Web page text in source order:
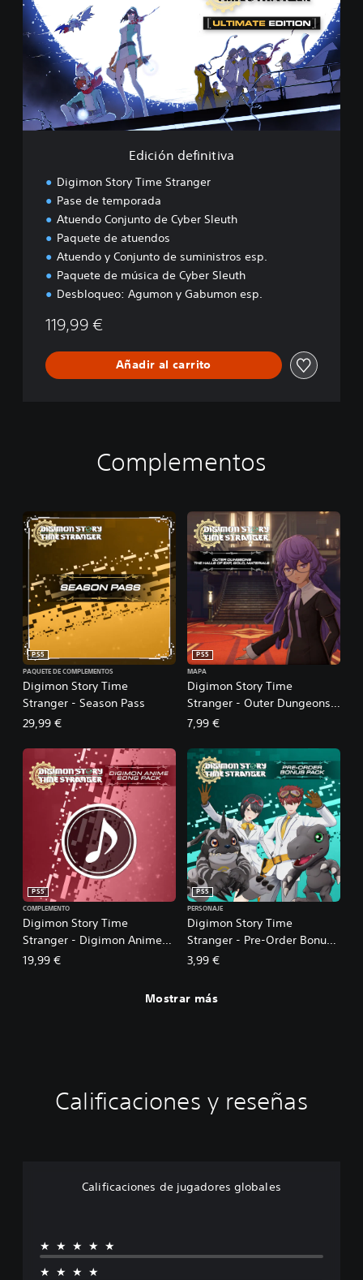
c
ó
f
n
Edición definitiva
Digimon Story Time Stranger
Pase de temporada
Atuendo Conjunto de Cyber Sleuth
Paquete de atuendos
Atuendo y Conjunto de suministros esp.
Paquete de música de Cyber Sleuth
Desbloqueo: Agumon y Gabumon esp.
119,99 €
Añadir al carrito
Complementos
Digimon Story Time
Stranger - Season Pass
PS5
PAQUETE DE COMPLEMENTOS
29,99 €
Digimon Story Time
Stranger - Outer Dungeons
The Halls of EXP, Gold,
PS5
MAPA
7,99 €
Digimon Story Time
Stranger - Digimon Anime
Song Pack
PS5
COMPLEMENTO
19,99 €
Digimon Story Time
Stranger - Pre-Order Bonus
Pack
PS5
PERSONAJE
3,99 €
Mostrar más
Calificaciones y reseñas
Calificaciones de jugadores globales
★★★★★
★★★★